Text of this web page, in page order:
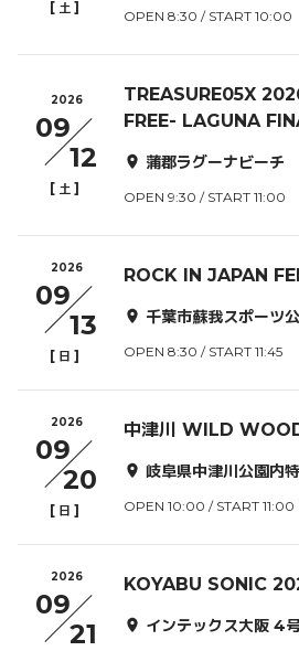
[ 土]
OPEN 8:30 / START 10:00
2026
09
12
[ 土]
TREASURE05X
FREE- LAGUNA
蒲郡ラグーナビーチ
OPEN 9:30 / START 11:00
2026
09
13
[ 日]
ROCK IN JAPAN
千葉市蘇我スポーツ
OPEN 8:30 / START 11:45
2026
09
20
[ 日]
中津川 WILD
岐阜県中津川公園内
OPEN 10:00 / START 11:00
2026
09
21
KOYABU SONIC
インテックス大阪 4